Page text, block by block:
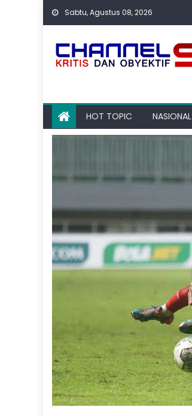
Skip
Sabtu, Agustus 08, 2026
HOT TOPIC NASIONAL